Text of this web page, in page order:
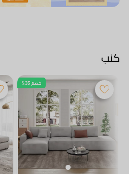
كنب
خصم 35%